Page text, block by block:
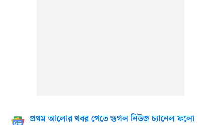
প্রথম আলোর খবর পেতে গুগল নিউজ চ্যানেল ফলো